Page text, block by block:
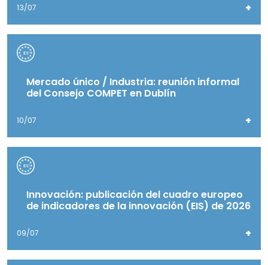
13/07 +
Mercado único / Industria: reunión informal
del Consejo COMPET en Dublín
10/07 +
Innovación: publicación del cuadro europeo
de indicadores de la innovación (EIS) de 2026
09/07 +